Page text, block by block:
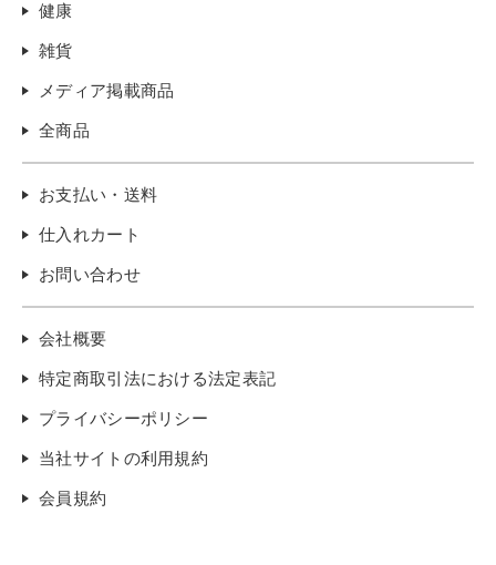
健康
雑貨
メディア掲載商品
全商品
お支払い・送料
仕入れカート
お問い合わせ
会社概要
特定商取引法における法定表記
プライバシーポリシー
当社サイトの利用規約
会員規約